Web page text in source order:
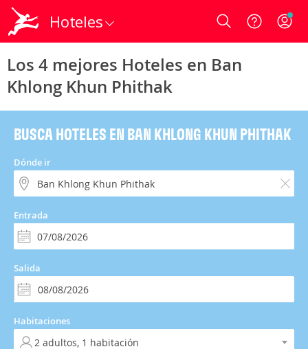
Hoteles Login
Los 4 mejores Hoteles en Ban
Khlong Khun Phithak
BUSCA HOTELES EN BAN KHLONG KHUN PHITHAK
Dónde ir
Entrada
Salida
Habitaciones